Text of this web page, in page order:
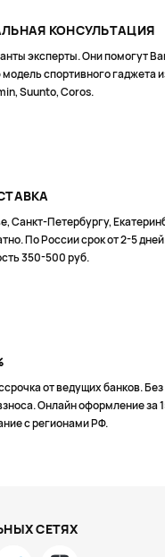
КОНСУЛЬТАЦИЯ
эксперты. Они помогут
спортивного гаджета
Suunto, Coros.
Санкт-Петербургу,
По России срок от 2-5
350-500 руб.
от ведущих банков. Без
Онлайн оформление за
с регионами РФ.
СЕТЯХ